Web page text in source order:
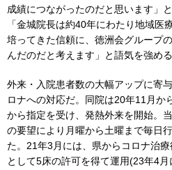
成績につながったのだと思います」
「金城院長は約40年にわたり地域医
培ってきた信頼に、徳洲会グループ
んだのだと考えます」と語気を強める
外来・入院患者数の大幅アップに寄
ロナへの対応だ。同院は20年11月か
から指定を受け、発熱外来を開始。
の要望により月曜から土曜まで毎日
た。21年3月には、県からコロナ治
として5床の許可を得て運用(23年4